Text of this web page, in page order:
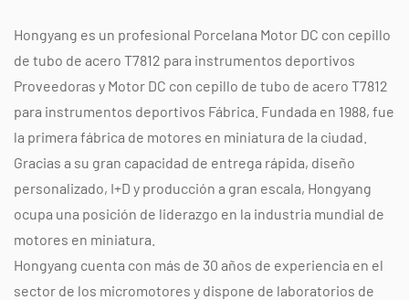
Hongyang es un profesional Porcelana Motor DC con cepillo
de tubo de acero T7812 para instrumentos deportivos
Proveedoras y Motor DC con cepillo de tubo de acero T7812
para instrumentos deportivos Fábrica . Fundada en 1988, fue
la primera fábrica de motores en miniatura de la ciudad.
Gracias a su gran capacidad de entrega rápida, diseño
personalizado, I+D y producción a gran escala, Hongyang
ocupa una posición de liderazgo en la industria mundial de
motores en miniatura.
Hongyang cuenta con más de 30 años de experiencia en el
sector de los micromotores y dispone de laboratorios de